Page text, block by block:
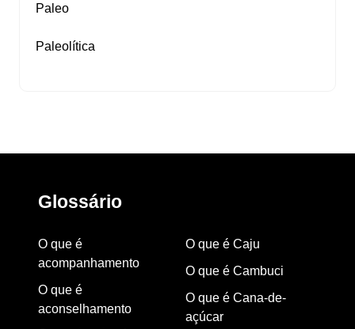
Paleo
Paleolítica
Glossário
O que é
acompanhamento
O que é
aconselhamento
O que é Caju
O que é Cambuci
O que é Cana-de-
açúcar